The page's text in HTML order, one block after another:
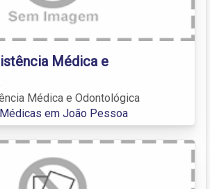
Médica e
Médica e Odontológica
em João Pessoa